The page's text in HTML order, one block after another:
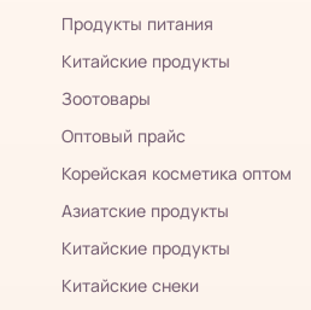
Продукты питания
Китайские продукты
Зоотовары
Оптовый прайс
Корейская косметика оптом
Азиатские продукты
Китайские продукты
Китайские снеки